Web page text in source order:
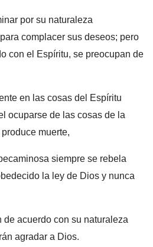
por su naturaleza
complacer sus deseos; pero
con el Espíritu, se preocupan de
en las cosas del Espíritu
ocuparse de las cosas de la
muerte,
siempre se rebela
la ley de Dios y nunca
de acuerdo con su naturaleza
agradar a Dios.